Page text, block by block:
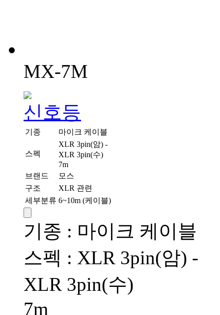
MX-7M
기종 마이크 케이블
스펙
XLR 3pin(암) -
XLR 3pin(수)
7m
브랜드
모스
구조
XLR 관련
세부분류 6~10m (케이블)
기종 : 마이크 케이블
스펙 : XLR 3pin(암) -
XLR 3pin(수)
7m